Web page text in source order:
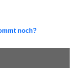
noch?